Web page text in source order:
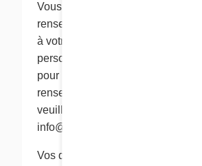
Vous pouvez demander d’accéder
renseignements personnels que
à votre sujet. Afin de revoir les
personnels que nous détenons à
pour nous demander de supprimer
renseignements ou de cesser de
veuillez communiquer avec nous à
info@chezcora.com.
Vos droits d’accès à vos